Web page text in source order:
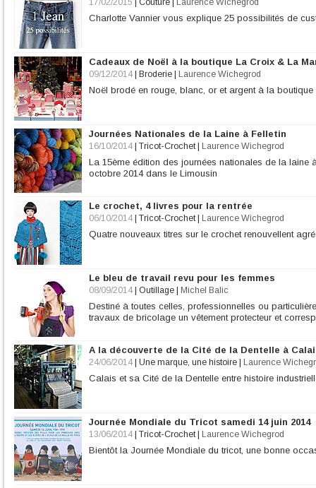
17/02/2015 Couture Laurence Wichegrod
Charlotte Vannier vous explique 25 possibilités de
Cadeaux de Noël à la boutique La Croix & La
09/12/2014 Broderie Laurence Wichegrod
Noël brodé en rouge, blanc, or et argent à la
Journées Nationales de la Laine à Felletin
16/10/2014 Tricot-Crochet| Laurence Wichegrod
La 15ème édition des journées nationales de la laine
octobre 2014 dans le Limousin
Le crochet, 4 livres pour la rentrée
06/10/2014 Tricot-Crochet| Laurence Wichegrod
Quatre nouveaux titres sur le crochet renouvellent
Le bleu de travail revu pour les femmes
08/09/2014 Outillage Michel Balic
Destiné à toutes celles, professionnelles ou
travaux de bricolage un vêtement protecteur et
A la découverte de la Cité de la Dentelle à
24/06/2014 Une marque, une histoire Laurence
Calais et sa Cité de la Dentelle entre histoire
Journée Mondiale du Tricot samedi 14 juin 2014
13/06/2014 Tricot-Crochet| Laurence Wichegrod
Bientôt la Journée Mondiale du tricot, une bonne